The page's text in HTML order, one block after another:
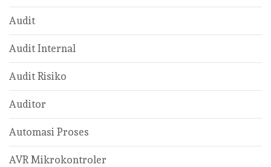
Audit
Audit Internal
Audit Risiko
Auditor
Automasi Proses
AVR Mikrokontroler